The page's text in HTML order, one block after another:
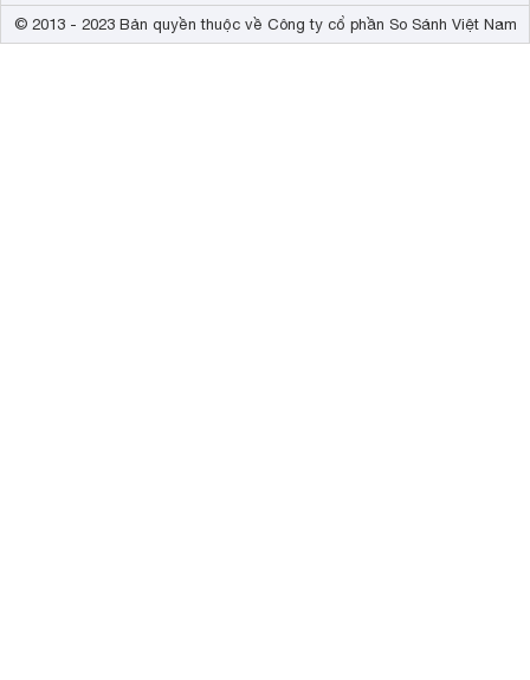
© 2013 - 2023 Bản quyền thuộc về Công ty cổ phần So Sánh Việt Nam